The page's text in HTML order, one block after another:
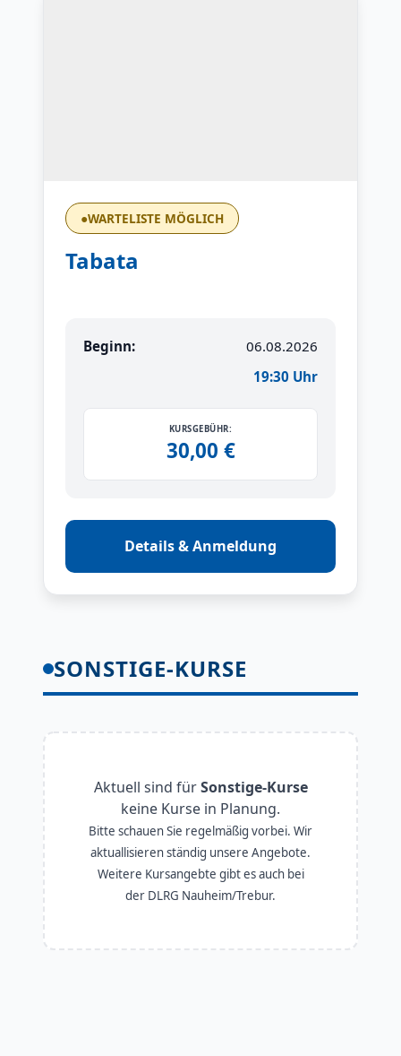
●WARTELISTE MÖGLICH
Tabata
Beginn:
06.08.2026
19:30 Uhr
KURSGEBÜHR:
30,00 €
Details & Anmeldung
SONSTIGE-KURSE
Aktuell sind fürSonstige-Kurse
keine Kurse in Planung.
Bitte schauen Sie regelmäßig vorbei. Wir
aktuallisieren ständig unsere Angebote.
Weitere Kursangebte gibt es auch bei
der DLRG Nauheim/Trebur.